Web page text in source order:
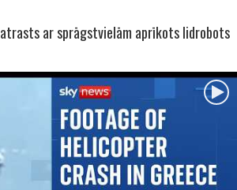
ar sprāgstvielām aprīkots lidrobots